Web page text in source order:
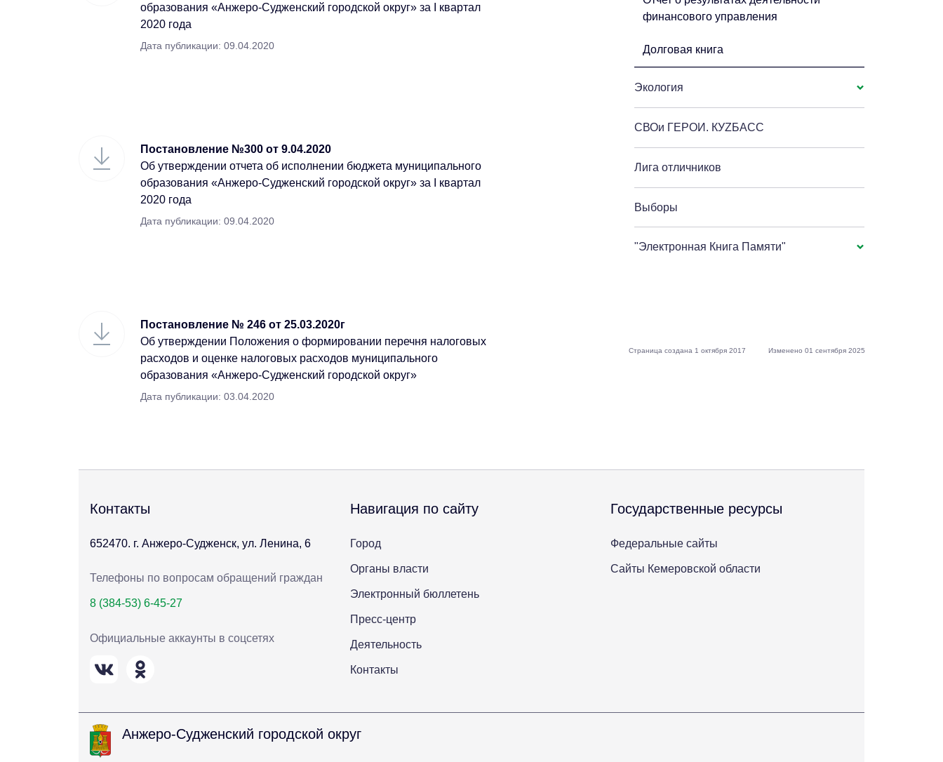
образования «Анжеро-Судженский городской округ» за I квартал
2020 года
Дата публикации: 09.04.2020
Постановление №300 от 9.04.2020
Об утверждении отчета об исполнении бюджета муниципального
образования «Анжеро-Судженский городской округ» за I квартал
2020 года
Дата публикации: 09.04.2020
Постановление № 246 от 25.03.2020г
Об утверждении Положения о формировании перечня налоговых
расходов и оценке налоговых расходов муниципального
образования «Анжеро-Судженский городской округ»
Дата публикации: 03.04.2020
финансового управления
Долговая книга
Экология
СВОи ГЕРОИ. КУZБАСС
Лига отличников
Выборы
"Электронная Книга Памяти"
Страница создана 1 октября 2017 Изменено 01 сентября 2025
Контакты
652470. г. Анжеро-Судженск, ул. Ленина, 6
Телефоны по вопросам обращений граждан
8 (384-53) 6-45-27
Официальные аккаунты в соцсетях
Навигация по сайту
Город
Органы власти
Электронный бюллетень
Пресс-центр
Деятельность
Контакты
Государственные ресурсы
Федеральные сайты
Сайты Кемеровской области
Анжеро-Судженский городской округ